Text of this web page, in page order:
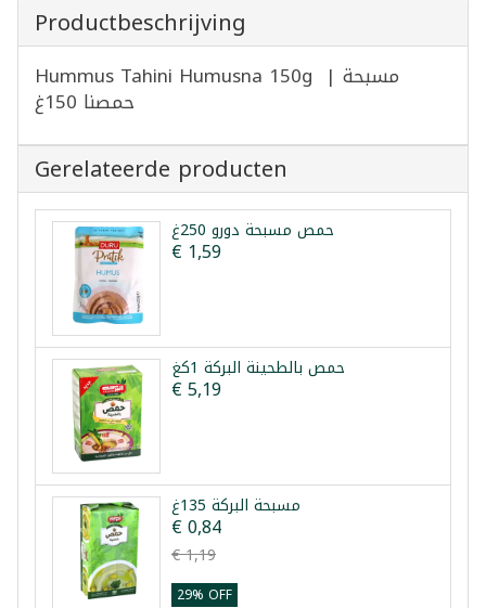
Productbeschrijving
Hummus Tahini Humusna 150g | مسبحة
حمصنا 150غ
Gerelateerde producten
حمص مسبحة دورو 250غ
€ 1,59
حمص بالطحينة البركة 1كغ
€ 5,19
مسبحة البركة 135غ
€ 0,84
€ 1,19
29% OFF